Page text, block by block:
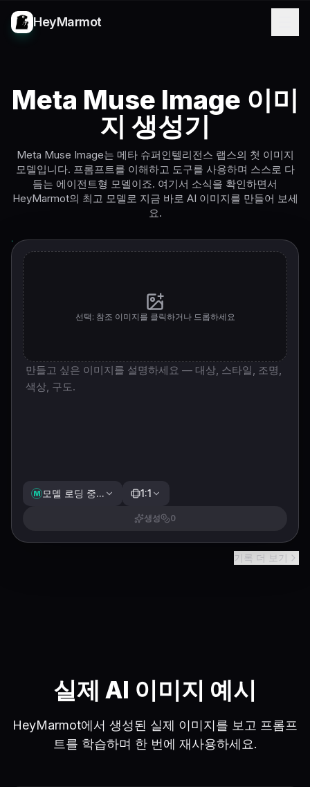
HeyMarmot
Meta Muse Image 이미
지 생성기
Meta Muse Image는 메타 슈퍼인텔리전스 랩스의 첫 이미지
모델입니다. 프롬프트를 이해하고 도구를 사용하며 스스로 다
듬는 에이전트형 모델이죠. 여기서 소식을 확인하면서
HeyMarmot의 최고 모델로 지금 바로 AI 이미지를 만들어 보세
요.
선택: 참조 이미지를 클릭하거나 드롭하세요
M 모델 로딩 중... 1:1
생성 0
기록 더 보기
실제 AI 이미지 예시
HeyMarmot에서 생성된 실제 이미지를 보고 프롬프
트를 학습하며 한 번에 재사용하세요.